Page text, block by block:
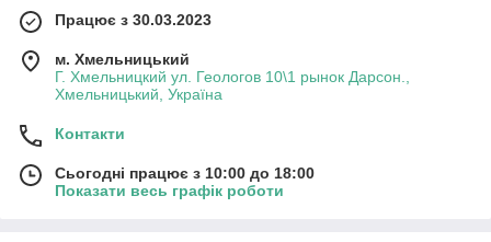
Працює з 30.03.2023
м. Хмельницький
Г. Хмельницкий ул. Геологов 10\1 рынок Дарсон.,
Хмельницький, Україна
Контакти
Сьогодні працює з 10:00 до 18:00
Показати весь графік роботи